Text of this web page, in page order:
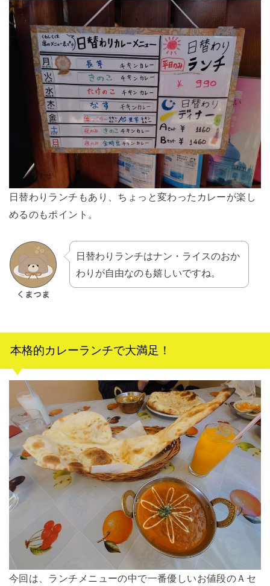
日替わりランチもあり、ちょっと変わったカレーが楽し
めるのもポイント。
日替わりランチはナン・ライスのおか
わりが自由なのも嬉しいですね。
本格的カレーランチで大満足！
今回は、ランチメニューの中で一番優しいお値段のＡセ